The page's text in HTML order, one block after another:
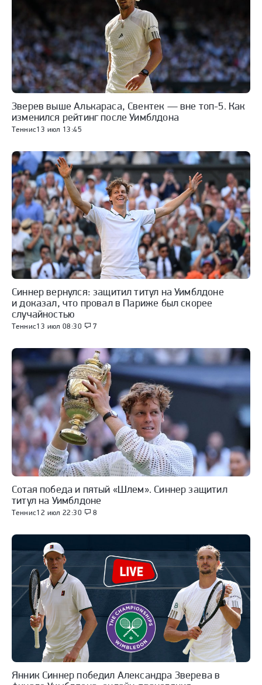
Теннис13 июл 13:45
Зверев выше Алькараса, Свентек — вне топ-5. Как
изменился рейтинг после Уимблдона
Теннис13 июл 08:30 7
Синнер вернулся: защитил титул на Уимблдоне
и доказал, что провал в Париже был скорее
случайностью
Теннис12 июл 22:30 8
Сотая победа и пятый «Шлем». Синнер защитил
титул на Уимблдоне
Янник Синнер победил Александра Зверева в